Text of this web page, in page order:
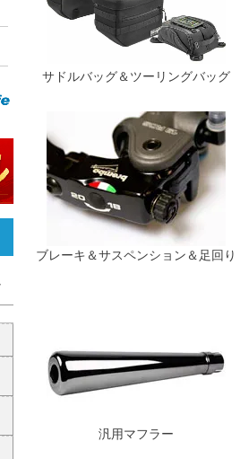
サドルバッグ＆ツーリングバッグ
ブレーキ＆サスペンション＆足回り
汎用マフラー